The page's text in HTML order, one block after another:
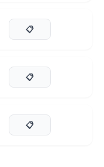
📋
📋
📋